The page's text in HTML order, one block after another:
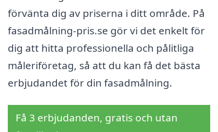
förvänta dig av priserna i ditt område. På
fasadmålning-pris.se gör vi det enkelt för
dig att hitta professionella och pålitliga
måleriföretag, så att du kan få det bästa
erbjudandet för din fasadmålning.
Få 3 erbjudanden, gratis och utan